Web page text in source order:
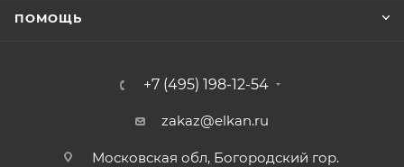
ПОМОЩЬ
+7 (495) 198-12-54
zakaz@elkan.ru
Московская обл, Богородский гор.